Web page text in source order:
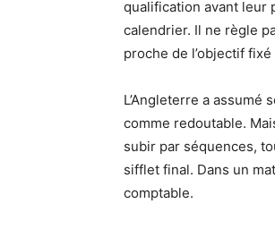
qualification avant leur
calendrier. Il ne règle
proche de l’objectif
L’Angleterre a assumé
comme redoutable.
subir par séquences,
sifflet final. Dans un
comptable.